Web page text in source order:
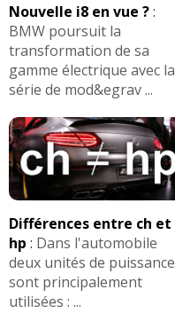
Nouvelle i8 en vue ?:
BMW poursuit la
transformation de sa
gamme électrique avec la
série de mod&egrav ...
Différences entre ch et
hp : Dans l'automobile
deux unités de puissance
sont principalement
utilisées : ...